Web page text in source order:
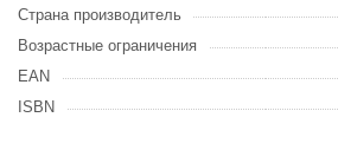
Страна производитель
Возрастные ограничения
EAN
ISBN